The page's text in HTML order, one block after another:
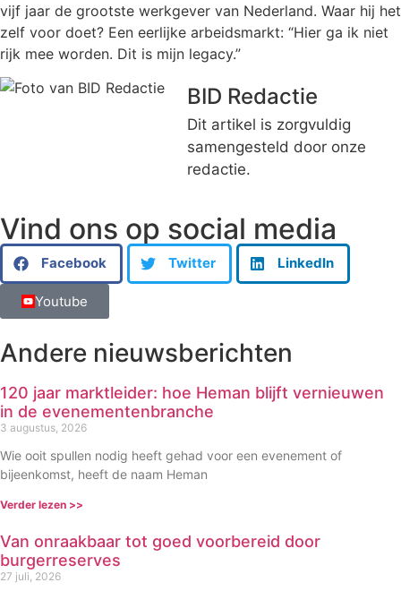
vijf jaar de grootste werkgever van Nederland. Waar hij het
zelf voor doet? Een eerlijke arbeidsmarkt: “Hier ga ik niet
rijk mee worden. Dit is mijn legacy.”
BID Redactie
Dit artikel is zorgvuldig
samengesteld door onze
redactie.
Vind ons op social media
Facebook Twitter LinkedIn
Youtube
Andere nieuwsberichten
120 jaar marktleider: hoe Heman blijft vernieuwen
in de evenementenbranche
3 augustus, 2026
Wie ooit spullen nodig heeft gehad voor een evenement of
bijeenkomst, heeft de naam Heman
Verder lezen >>
Van onraakbaar tot goed voorbereid door
burgerreserves
27 juli, 2026